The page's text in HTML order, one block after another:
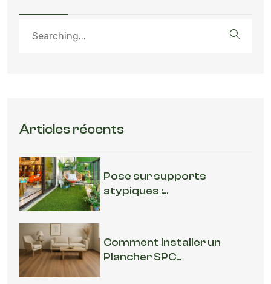
Articles récents
Pose sur supports
atypiques :...
Comment Installer un
Plancher SPC...